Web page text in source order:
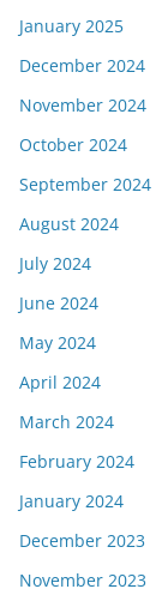
January 2025
December 2024
November 2024
October 2024
September 2024
August 2024
July 2024
June 2024
May 2024
April 2024
March 2024
February 2024
January 2024
December 2023
November 2023